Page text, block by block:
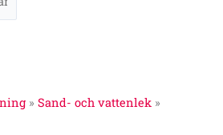
» Sand- och vattenlek »